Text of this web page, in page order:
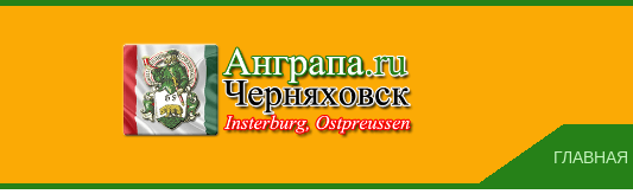
ГЛАВНАЯ